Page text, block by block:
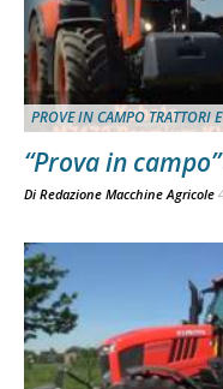
PROVE IN CAMPO TRATTORI
“Prova in
Di Redazione Macchine Agricole